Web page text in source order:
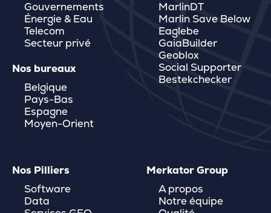
Gouvernements
Énergie & Eau
Telecom
Secteur privé
Nos bureaux
Belgique
Pays-Bas
Espagne
Moyen-Orient
MarlinDT
Marlin Save Below
Eaglebe
GaiaBuilder
Geoblox
Social Supporter
Bestekchecker
Nos Pilliers
Software
Data
Merkator Group
A propos
Notre équipe